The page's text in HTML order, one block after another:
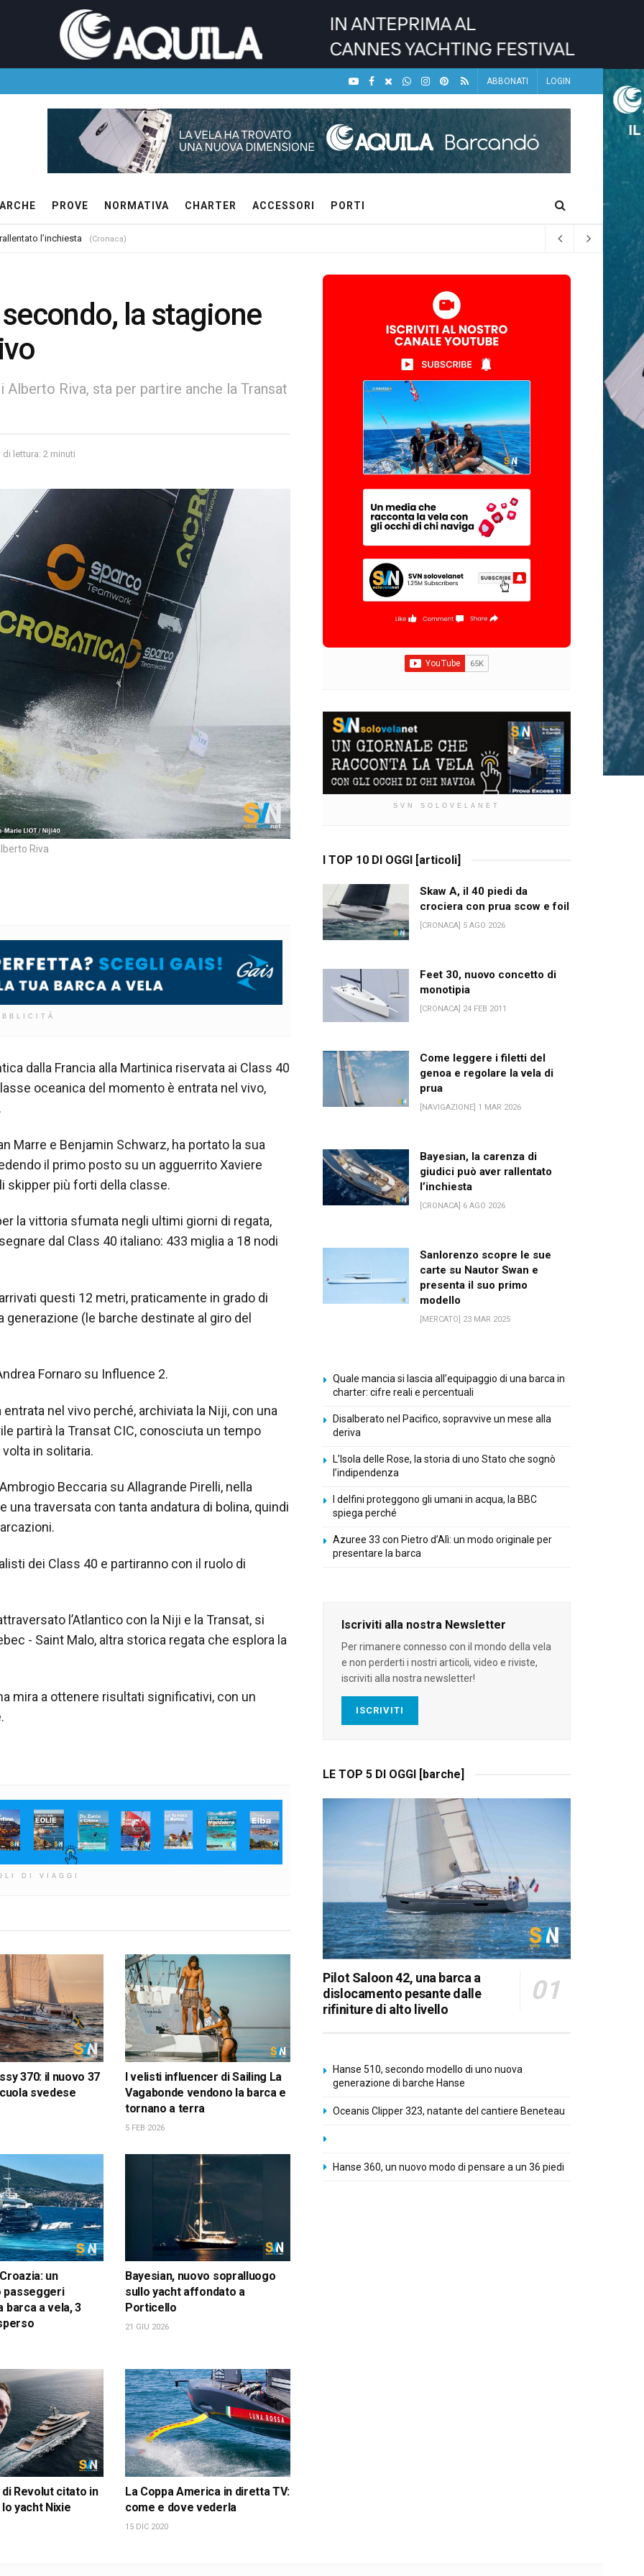
ABBONATI LOGIN
PROVE NORMATIVA CHARTER ACCESSORI PORTI
l’inchiesta (Cronaca)
la stagione
Riva, sta per partire anche la Transat
di lettura: 2 minuti
Riva
dalla Francia alla Martinica riservata ai Class 40
oceanica del momento è entrata nel vivo,
Marre e Benjamin Schwarz, ha portato la sua
il primo posto su un agguerrito Xaviere
skipper più forti della classe.
la vittoria sfumata negli ultimi giorni di regata,
dal Class 40 italiano: 433 miglia a 18 nodi
questi 12 metri, praticamente in grado di
generazione (le barche destinate al giro del
Fornaro su Influence 2.
nel vivo perché, archiviata la Niji, con una
partirà la Transat CIC, conosciuta un tempo
in solitaria.
Beccaria su Allagrande Pirelli, nella
traversata con tanta andatura di bolina, quindi
dei Class 40 e partiranno con il ruolo di
l’Atlantico con la Niji e la Transat, si
- Saint Malo, altra storica regata che esplora la
mira a ottenere risultati significativi, con un
DI VIAGGI
370: il nuovo 37
svedese
I velisti influencer di Sailing La
Vagabonde vendono la barca e
tornano a terra
5 FEB 2026
un
passeggeri
barca a vela, 3
Bayesian, nuovo sopralluogo
sullo yacht affondato a
Porticello
21 GIU 2026
Revolut citato in
yacht Nixie
La Coppa America in diretta TV:
come e dove vederla
15 DIC 2020
SVN SOLOVELANET
I TOP 10 DI OGGI [articoli]
Skaw A, il 40 piedi da
crociera con prua scow e foil
[CRONACA] 5 AGO 2026
Feet 30, nuovo concetto di
monotipia
[CRONACA] 24 FEB 2011
Come leggere i filetti del
genoa e regolare la vela di
prua
[NAVIGAZIONE] 1 MAR 2026
Bayesian, la carenza di
giudici può aver rallentato
l’inchiesta
[CRONACA] 6 AGO 2026
Sanlorenzo scopre le sue
carte su Nautor Swan e
presenta il suo primo
modello
[MERCATO] 23 MAR 2025
Quale mancia si lascia all’equipaggio di una barca in
charter: cifre reali e percentuali
Disalberato nel Pacifico, sopravvive un mese alla
deriva
L’Isola delle Rose, la storia di uno Stato che sognò
l’indipendenza
I delfini proteggono gli umani in acqua, la BBC
spiega perché
Azuree 33 con Pietro d’Alì: un modo originale per
presentare la barca
Iscriviti alla nostra Newsletter
Per rimanere connesso con il mondo della vela
e non perderti i nostri articoli, video e riviste,
iscriviti alla nostra newsletter!
ISCRIVITI
LE TOP 5 DI OGGI [barche]
Pilot Saloon 42, una barca a
dislocamento pesante dalle
rifiniture di alto livello
Hanse 510, secondo modello di uno nuova
generazione di barche Hanse
Oceanis Clipper 323, natante del cantiere Beneteau
Hanse 360, un nuovo modo di pensare a un 36 piedi